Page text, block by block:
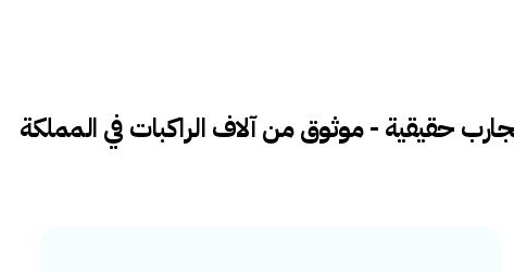
حقيقية - موثوق من آلاف الراكبات في المملكة